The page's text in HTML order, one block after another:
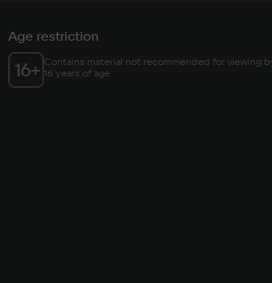
Age restriction
16+ Contains material not recommended for viewing
16 years of age